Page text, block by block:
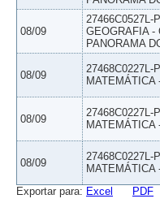
08/09
27466C0527L-
GEOGRAFIA -
PANORAMA
08/09
27468C0227L-
MATEMÁTICA
08/09
27468C0227L-
MATEMÁTICA
08/09
27468C0227L-
MATEMÁTICA
Exportar para: Excel PDF